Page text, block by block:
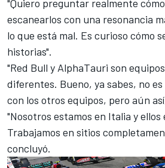
"Quiero preguntar realmente
escanearlos con una resonancia
lo que está mal. Es curioso cómo
historias".
"Red Bull y AlphaTauri son
diferentes. Bueno, ya sabes, no
con los otros equipos, pero aún
"Nosotros estamos en Italia y ellos
Trabajamos en sitios
concluyó.